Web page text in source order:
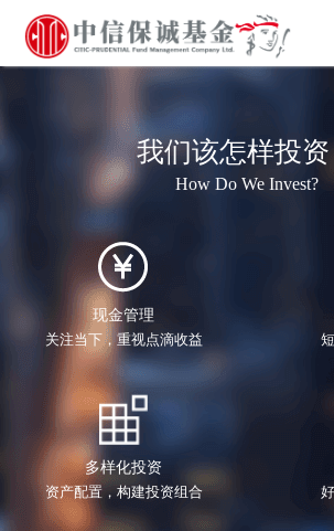
我们该怎样投资
How Do We Invest?
现金管理
关注当下，重视点滴收益
多样化投资
资产配置，构建投资组合